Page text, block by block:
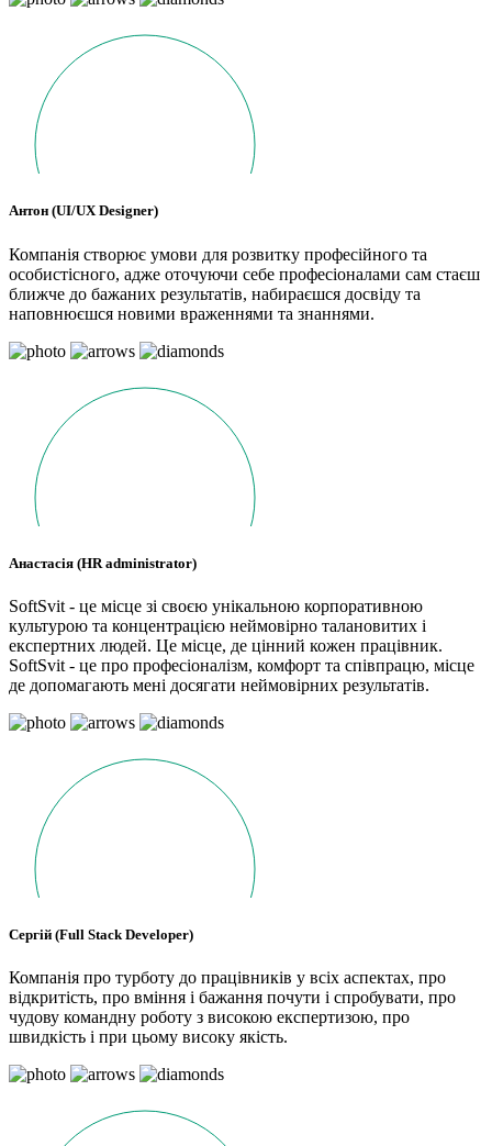
Антон (UI/UX Designer)
Компанія створює умови для розвитку професійного та
особистісного, адже оточуючи себе професіоналами сам стаєш
ближче до бажаних результатів, набираєшся досвіду та
наповнюєшся новими враженнями та знаннями.
Анастасія (HR administrator)
SoftSvit - це місце зі своєю унікальною корпоративною
культурою та концентрацією неймовірно талановитих і
експертних людей. Це місце, де цінний кожен працівник.
SoftSvit - це про професіоналізм, комфорт та співпрацю, місце
де допомагають мені досягати неймовірних результатів.
Сергій (Full Stack Developer)
Компанія про турботу до працівників у всіх аспектах, про
відкритість, про вміння і бажання почути і спробувати, про
чудову командну роботу з високою експертизою, про
швидкість і при цьому високу якість.